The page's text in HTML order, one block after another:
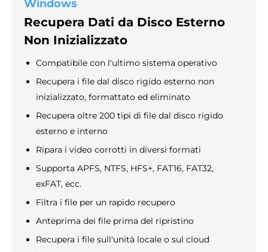
Windows
Recupera Dati da Disco Esterno
Non Inizializzato
Compatibile con l'ultimo sistema operativo
Recupera i file dal disco rigido esterno non
inizializzato, formattato ed eliminato
Recupera oltre 200 tipi di file dal disco rigido
esterno e interno
Ripara i video corrotti in diversi formati
Supporta APFS, NTFS, HFS+, FAT16, FAT32,
exFAT, ecc.
Filtra i file per un rapido recupero
Anteprima dei file prima del ripristino
Recupera i file sull'unità locale o sul cloud